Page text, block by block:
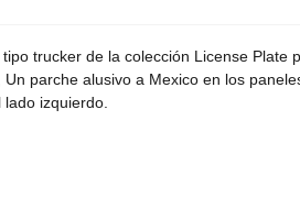
trucker de la colección License Plate
parche alusivo a Mexico en los
izquierdo.